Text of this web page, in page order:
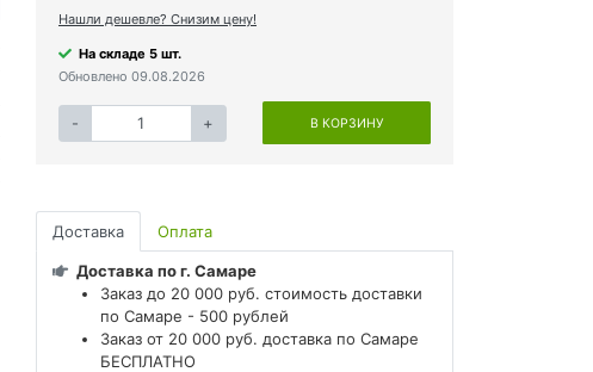
Нашли дешевле? Снизим цену!
На складе 5 шт.
Обновлено 09.08.2026
- + В КОРЗИНУ
Доставка Оплата
Доставка по г. Самаре
Заказ до 20 000 руб. стоимость доставки
по Самаре - 500 рублей
Заказ от 20 000 руб. доставка по Самаре
БЕСПЛАТНО